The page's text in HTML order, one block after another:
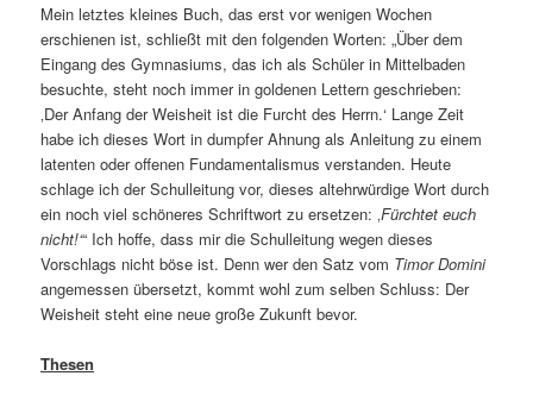
Mein letztes kleines Buch, das erst vor wenigen Wochen
erschienen ist, schließt mit den folgenden Worten: „Über dem
Eingang des Gymnasiums, das ich als Schüler in Mittelbaden
besuchte, steht noch immer in goldenen Lettern geschrieben:
‚Der Anfang der Weisheit ist die Furcht des Herrn.‘ Lange Zeit
habe ich dieses Wort in dumpfer Ahnung als Anleitung zu einem
latenten oder offenen Fundamentalismus verstanden. Heute
schlage ich der Schulleitung vor, dieses altehrwürdige Wort durch
ein noch viel schöneres Schriftwort zu ersetzen: ‚Fürchtet euch
nicht!‘“ Ich hoffe, dass mir die Schulleitung wegen dieses
Vorschlags nicht böse ist. Denn wer den Satz vom Timor Domini
angemessen übersetzt, kommt wohl zum selben Schluss: Der
Weisheit steht eine neue große Zukunft bevor.
Thesen